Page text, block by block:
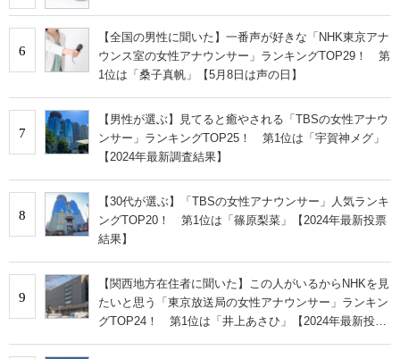
6
【全国の男性に聞いた】一番声が好きな「NHK東京アナ
ウンス室の女性アナウンサー」ランキングTOP29！ 第
1位は「桑子真帆」【5月8日は声の日】
7
【男性が選ぶ】見てると癒やされる「TBSの女性アナウ
ンサー」ランキングTOP25！ 第1位は「宇賀神メグ」
【2024年最新調査結果】
8
【30代が選ぶ】「TBSの女性アナウンサー」人気ランキ
ングTOP20！ 第1位は「篠原梨菜」【2024年最新投票
結果】
9
【関西地方在住者に聞いた】この人がいるからNHKを見
たいと思う「東京放送局の女性アナウンサー」ランキン
グTOP24！ 第1位は「井上あさひ」【2024年最新投票